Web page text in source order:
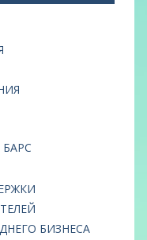
БАРС
БИЗНЕСА